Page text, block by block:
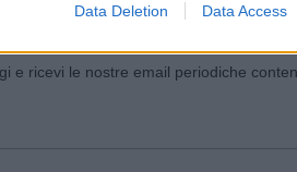
Data Deletion Data Access
e ricevi le nostre email periodiche